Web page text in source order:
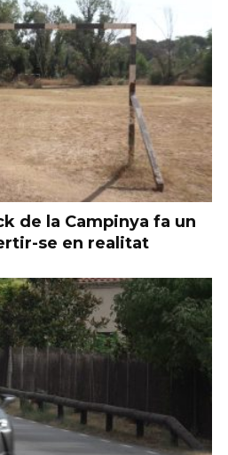
de la Campinya fa un
se en realitat